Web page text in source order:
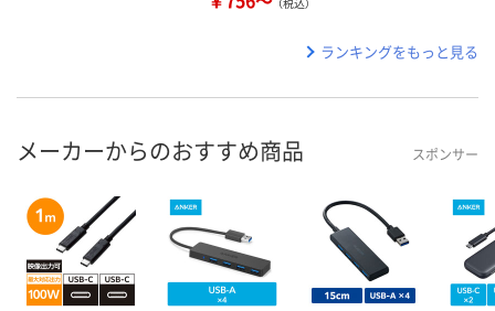
ランキングをもっと見る
メーカーからのおすすめ商品 スポンサー